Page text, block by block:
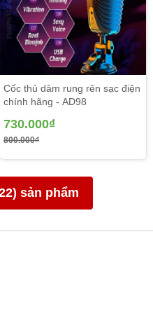
Cốc thủ dâm rung rên sạc điện
chính hãng - AD98
730.000₫
800.000₫
) sản phẩm